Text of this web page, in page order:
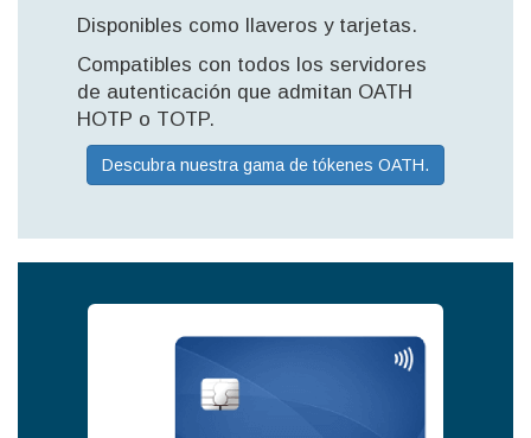
Disponibles como llaveros y tarjetas.
Compatibles con todos los servidores
de autenticación que admitan OATH
HOTP o TOTP.
Descubra nuestra gama de tókenes OATH.